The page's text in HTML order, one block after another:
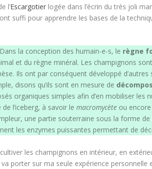
l’Escargotier logée dans l’écrin du très joli
suffi pour apprendre les bases de la
la conception des humain-e-s, le règne
et du règne minéral. Les champignons
Ils ont par conséquent développé
disons qu’ils sont en mesure de
organiques simples afin d’en mobiliser les
de l’iceberg, à savoir lemacromycète ou
une partie souterraine sous la forme de
les enzymes puissantes permettant de
les champignons en intérieur, en
porter sur ma seule expérience personnelle